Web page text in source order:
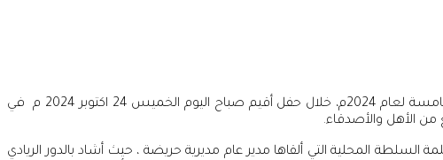
كرّمت مؤسسة البادية للتنمية والأعمال الإنسانية، فرع وادي عمد، الباحث الفلكي سالم عمر الجعيدي بجائزة الإبداع والتميّز في نسختها الخامسة لعام 2024م، خلال حفل أقيم صباح اليوم الخميس 24 اكتوبر 2024 م في
من الأهل والأصدقاء.
المحلية التي ألقاها مدير عام مديرية حريضة ، حيث أشاد بالدور الريادي